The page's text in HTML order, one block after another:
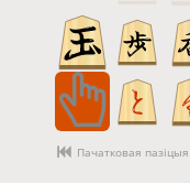
Пачатковая пазіцыя